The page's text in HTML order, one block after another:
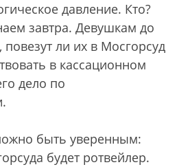
давление. Кто?
завтра. Девушкам до
повезут ли их в Мосгорсуд
в кассационном
дело по
быть уверенным:
будет ротвейлер.